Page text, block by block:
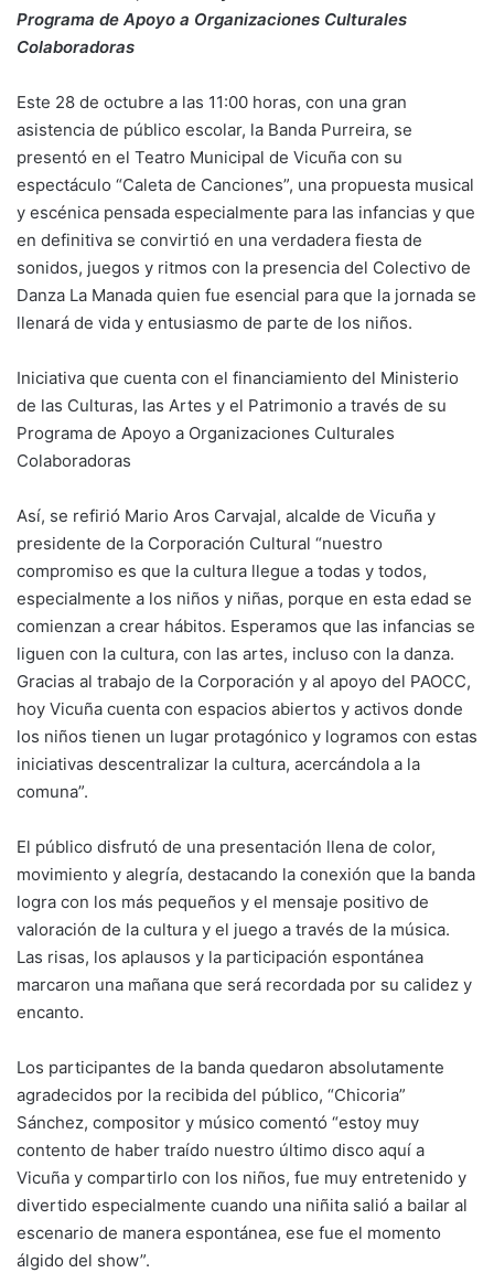
Programa de Apoyo a Organizaciones Culturales
Colaboradoras
Este 28 de octubre a las 11:00 horas, con una gran
asistencia de público escolar, la Banda Purreira, se
presentó en el Teatro Municipal de Vicuña con su
espectáculo “Caleta de Canciones”, una propuesta musical
y escénica pensada especialmente para las infancias y que
en definitiva se convirtió en una verdadera fiesta de
sonidos, juegos y ritmos con la presencia del Colectivo de
Danza La Manada quien fue esencial para que la jornada se
llenará de vida y entusiasmo de parte de los niños.
Iniciativa que cuenta con el financiamiento del Ministerio
de las Culturas, las Artes y el Patrimonio a través de su
Programa de Apoyo a Organizaciones Culturales
Colaboradoras
Así, se refirió Mario Aros Carvajal, alcalde de Vicuña y
presidente de la Corporación Cultural “nuestro
compromiso es que la cultura llegue a todas y todos,
especialmente a los niños y niñas, porque en esta edad se
comienzan a crear hábitos. Esperamos que las infancias se
liguen con la cultura, con las artes, incluso con la danza.
Gracias al trabajo de la Corporación y al apoyo del PAOCC,
hoy Vicuña cuenta con espacios abiertos y activos donde
los niños tienen un lugar protagónico y logramos con estas
iniciativas descentralizar la cultura, acercándola a la
comuna”.
El público disfrutó de una presentación llena de color,
movimiento y alegría, destacando la conexión que la banda
logra con los más pequeños y el mensaje positivo de
valoración de la cultura y el juego a través de la música.
Las risas, los aplausos y la participación espontánea
marcaron una mañana que será recordada por su calidez y
encanto.
Los participantes de la banda quedaron absolutamente
agradecidos por la recibida del público, “Chicoria”
Sánchez, compositor y músico comentó “estoy muy
contento de haber traído nuestro último disco aquí a
Vicuña y compartirlo con los niños, fue muy entretenido y
divertido especialmente cuando una niñita salió a bailar al
escenario de manera espontánea, ese fue el momento
álgido del show”.